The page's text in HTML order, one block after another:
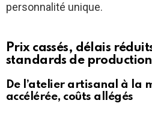
personnalité unique.
Prix cassés, délais
standards de production
De l’atelier artisanal à la
accélérée, coûts allégés